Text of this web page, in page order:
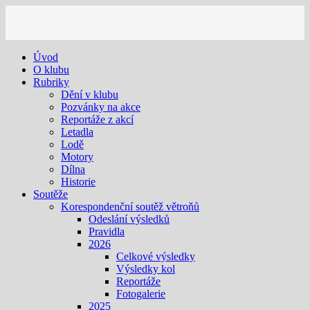
Úvod
O klubu
Rubriky
Dění v klubu
Pozvánky na akce
Reportáže z akcí
Letadla
Lodě
Motory
Dílna
Historie
Soutěže
Korespondenční soutěž větroňů
Odeslání výsledků
Pravidla
2026
Celkové výsledky
Výsledky kol
Reportáže
Fotogalerie
2025